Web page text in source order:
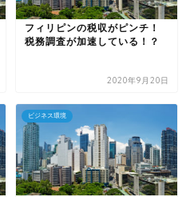
フィリピンの税収がピンチ！
税務調査が加速している！？
2020年9月20日
ビジネス環境